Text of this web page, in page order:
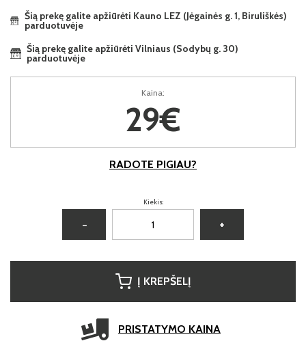
Šią prekę galite apžiūrėti Kauno LEZ (Jėgainės g. 1, Biruliškės)
parduotuvėje
Šią prekę galite apžiūrėti Vilniaus (Sodybų g. 30)
parduotuvėje
Kaina:
29€
RADOTE PIGIAU?
Kiekis:
− +
Į KREPŠELĮ
PRISTATYMO KAINA